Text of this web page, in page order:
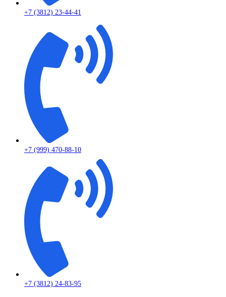
+7 (3812) 23-44-41
+7 (999) 470-88-10
+7 (3812) 24-83-95